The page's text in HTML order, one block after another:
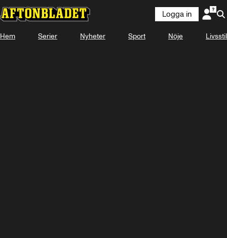
Laddar ...
Logga in
Hem Serier Nyheter Sport Nöje Livsstil